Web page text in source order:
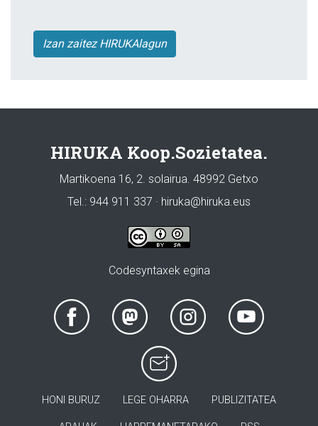
Izan zaitez HIRUKAlagun
HIRUKA Koop.Sozietatea.
Martikoena 16, 2. solairua. 48992 Getxo
Tel.: 944 911 337 · hiruka@hiruka.eus
Codesyntaxek egina
HONI BURUZ LEGE OHARRA PUBLIZITATEA